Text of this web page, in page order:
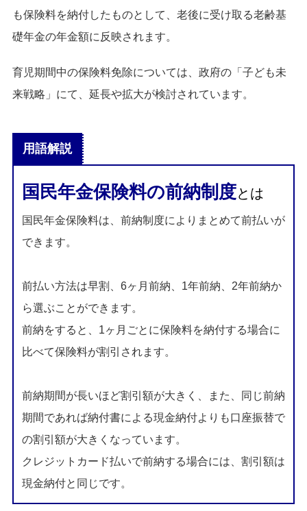
も保険料を納付したものとして、老後に受け取る老齢基
礎年金の年金額に反映されます。
育児期間中の保険料免除については、政府の「子ども未
来戦略」にて、延長や拡大が検討されています。
用語解説
国民年金保険料の前納制度とは
国民年金保険料は、前納制度によりまとめて前払いが
できます。
前払い方法は早割、6ヶ月前納、1年前納、2年前納か
ら選ぶことができます。
前納をすると、1ヶ月ごとに保険料を納付する場合に
比べて保険料が割引されます。
前納期間が長いほど割引額が大きく、また、同じ前納
期間であれば納付書による現金納付よりも口座振替で
の割引額が大きくなっています。
クレジットカード払いで前納する場合には、割引額は
現金納付と同じです。